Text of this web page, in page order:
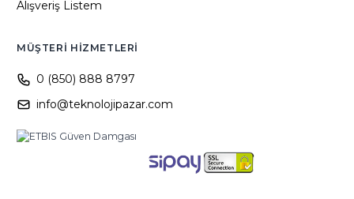
Alışveriş Listem
MÜŞTERI HIZMETLERI
0 (850) 888 8797
info@teknolojipazar.com